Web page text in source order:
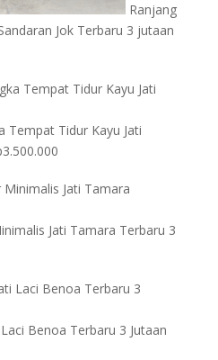
Ranjang
Jok Terbaru 3 jutaan
Tempat Tidur Kayu Jati
3.500.000
Jati Tamara Terbaru 3
Benoa Terbaru 3 Jutaan